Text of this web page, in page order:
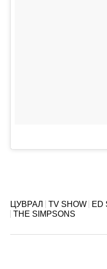
ЦУВРАЛ TV SHOW ED
THE SIMPSONS